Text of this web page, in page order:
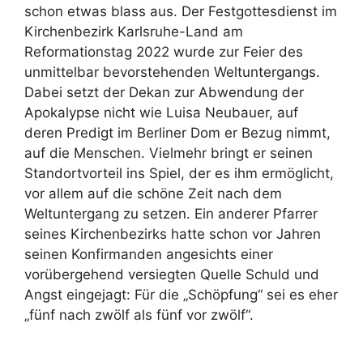
schon etwas blass aus. Der Festgottesdienst im
Kirchenbezirk Karlsruhe-Land am
Reformationstag 2022 wurde zur Feier des
unmittelbar bevorstehenden Weltuntergangs.
Dabei setzt der Dekan zur Abwendung der
Apokalypse nicht wie Luisa Neubauer, auf
deren Predigt im Berliner Dom er Bezug nimmt,
auf die Menschen. Vielmehr bringt er seinen
Standortvorteil ins Spiel, der es ihm ermöglicht,
vor allem auf die schöne Zeit nach dem
Weltuntergang zu setzen. Ein anderer Pfarrer
seines Kirchenbezirks hatte schon vor Jahren
seinen Konfirmanden angesichts einer
vorübergehend versiegten Quelle Schuld und
Angst eingejagt: Für die „Schöpfung“ sei es eher
„fünf nach zwölf als fünf vor zwölf“.